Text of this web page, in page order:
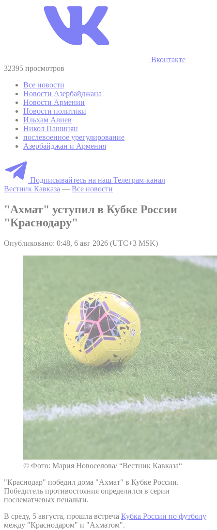
Вконтакте
32395 просмотров
Все новости
Новости Азербайджана
Новости Армении
Новости политики
Ильхам Алиев
Никол Пашинян
послевоенное урегулирование
Азербайджан и Армения
Подписывайтесь на наш Телеграм-канал
Вестник Кавказа — Все новости
"Ахмат" уступил в Кубке России
"Краснодару"
Опубликовано: 0:48, 6 авг 2026 (UTC+3 MSK)
© Фото: Мария Новоселова/ “Вестник Кавказа“
"Краснодар" победил дома "Ахмат" в Кубке России.
Победитель противостояния определился в серии
послематчевых пенальти.
В среду, 5 августа, прошла встреча Кубка России по футболу
между "Краснодаром" и "Ахматом".